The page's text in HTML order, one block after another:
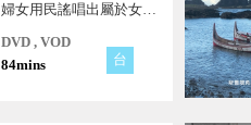
婦女用民謠唱出屬於女性
所未有的角度，聚焦這群
以民謠國寶張日貴女士為
DVD , VOD
84mins
台